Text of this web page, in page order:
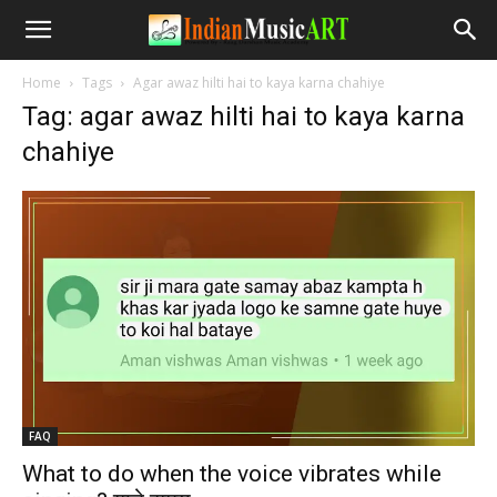
Home Tags Agar awaz hilti hai to kaya karna chahiye
Tag: agar awaz hilti hai to kaya karna
chahiye
FAQ
What to do when the voice vibrates while